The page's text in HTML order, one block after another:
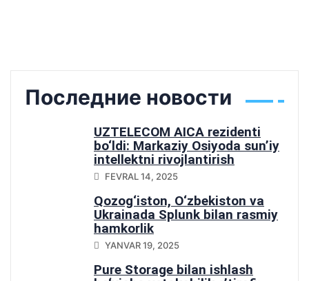
Последние новости
UZTELECOM AICA rezidenti
bo‘ldi: Markaziy Osiyoda sun’iy
intellektni rivojlantirish
yo‘lidagi muhim qadam
FEVRAL 14, 2025
Qozog‘iston, O‘zbekiston va
Ukrainada Splunk bilan rasmiy
hamkorlik
YANVAR 19, 2025
Pure Storage bilan ishlash